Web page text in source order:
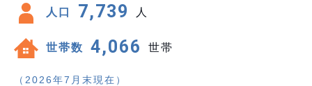
人口 7,739 人
世帯数 4,066 世帯
（2026年7月末現在）